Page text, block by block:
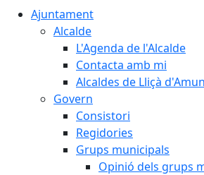
Ajuntament
Alcalde
L'Agenda de l'Alcalde
Contacta amb mi
Alcaldes de Lliçà
Govern
Consistori
Regidories
Grups municipals
Opinió dels grups